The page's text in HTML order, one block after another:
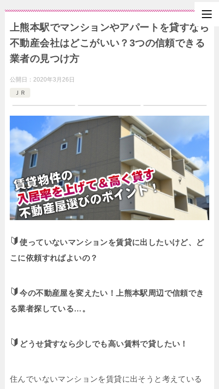
上熊本駅でマンションやアパートを貸すなら
不動産会社はどこがいい？3つの信頼できる
業者の見つけ方
公開日： 2020年3月26日
ＪＲ
使っていないマンションを賃貸に出したいけど、ど
こに依頼すればよいの？
今の不動産屋を変えたい！上熊本駅周辺で信頼でき
る業者探している…。
どうせ貸すなら少しでも高い賃料で貸したい！
住んでいないマンションを賃貸に出そうと考えている